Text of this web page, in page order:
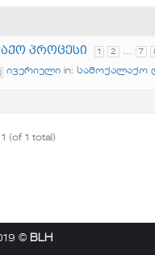
პროცესი 1 2 … 7
ივერიელი in: სამოქალაქო
(of 1 total)
© BLH